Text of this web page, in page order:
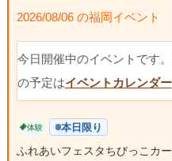
2026/08/06 の福岡イベント
今日開催中のイベントです
の予定はイベントカレンダー
体験 本日限り
ふれあいフェスタちびっこカ